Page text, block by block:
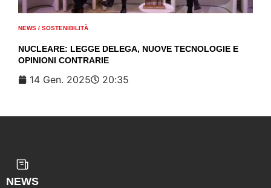
NEWS / SOSTENIBILITÀ
NUCLEARE: LEGGE DELEGA, NUOVE TECNOLOGIE E
OPINIONI CONTRARIE
14 Gen. 2025 20:35
NEWS